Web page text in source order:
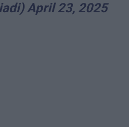
April 23, 2025